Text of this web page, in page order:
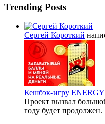
Trending Posts
Сергей Короткий
Кешбэк-игру ENERGY
Проект вызвал
году будет продолжен.